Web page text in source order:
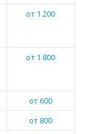
от 1 200
от 1 800
от 600
от 800